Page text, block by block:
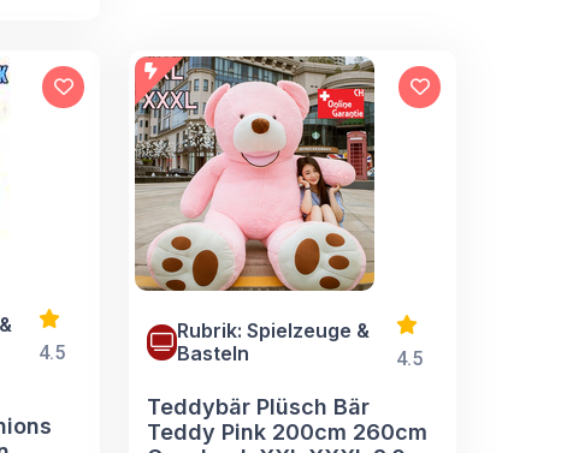
4.5
Rubrik: Spielzeuge &
Basteln
4.5
Teddybär Plüsch Bär
Teddy Pink 200cm 260cm